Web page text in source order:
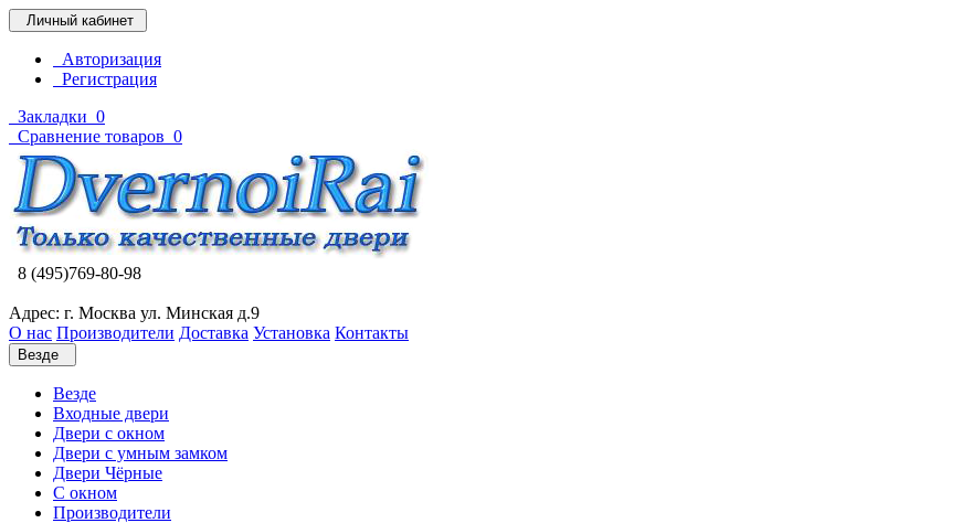
Личный кабинет
Авторизация
Регистрация
Закладки 0
Сравнение товаров 0
8 (495)769-80-98
Адрес: г. Москва ул. Минская д.9
О нас Производители Доставка Установка Контакты
Везде
Везде
Входные двери
Двери с окном
Двери с умным замком
Двери Чёрные
C окном
Производители